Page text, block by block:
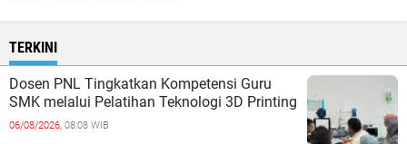
TERKINI
Dosen PNL Tingkatkan Kompetensi Guru
SMK melalui Pelatihan Teknologi 3D Printing
06/08/2026, 08:08 WIB